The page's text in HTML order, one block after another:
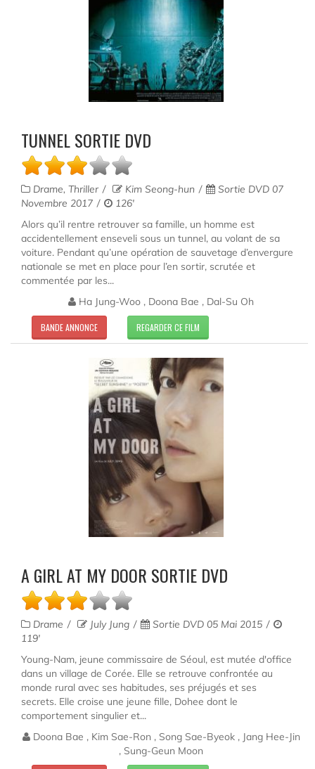
TUNNEL SORTIE DVD
Drame, Thriller Kim Seong-hun
Sortie DVD 07
Novembre 2017
126'
Alors qu’il rentre retrouver sa famille, un homme est
accidentellement enseveli sous un tunnel, au volant de sa
voiture. Pendant qu’une opération de sauvetage d’envergure
nationale se met en place pour l’en sortir, scrutée et
commentée par les...
Ha Jung-Woo , Doona Bae , Dal-Su Oh
BANDE ANNONCE REGARDER CE FILM
A GIRL AT MY DOOR SORTIE DVD
Drame July Jung
Sortie DVD 05 Mai 2015
119'
Young-Nam, jeune commissaire de Séoul, est mutée d'office
dans un village de Corée. Elle se retrouve confrontée au
monde rural avec ses habitudes, ses préjugés et ses
secrets. Elle croise une jeune fille, Dohee dont le
comportement singulier et...
Doona Bae , Kim Sae-Ron , Song Sae-Byeok , Jang Hee-Jin
, Sung-Geun Moon